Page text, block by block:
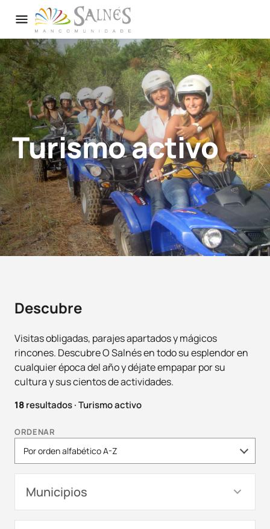
Turismo activo
Descubre
Visitas obligadas, parajes apartados y mágicos
rincones. Descubre O Salnés en todo su esplendor en
cualquier época del año y déjate empapar por su
cultura y sus cientos de actividades.
18resultados·Turismo activo
ORDENAR
Municipios